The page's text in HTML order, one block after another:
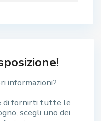
informazioni?
di fornirti tutte le
scegli uno dei